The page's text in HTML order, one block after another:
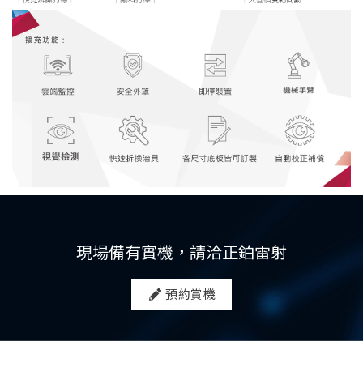
現場備有實機，請洽正鉑雷射
預約賞機